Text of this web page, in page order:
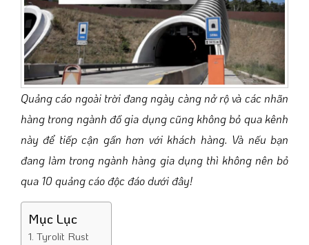
Quảng cáo ngoài trời đang ngày càng nở rộ và các nhãn
hàng trong ngành đồ gia dụng cũng không bỏ qua kênh
này để tiếp cận gần hơn với khách hàng. Và nếu bạn
đang làm trong ngành hàng gia dụng thì không nên bỏ
qua 10 quảng cáo độc đáo dưới đây!
Mục Lục
1. Tyrolit Rust